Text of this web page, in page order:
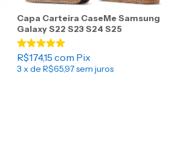
Capa Carteira CaseMe Samsung
Galaxy S22 S23 S24 S25
R$174,15 com Pix
3 x de R$65,97sem juros